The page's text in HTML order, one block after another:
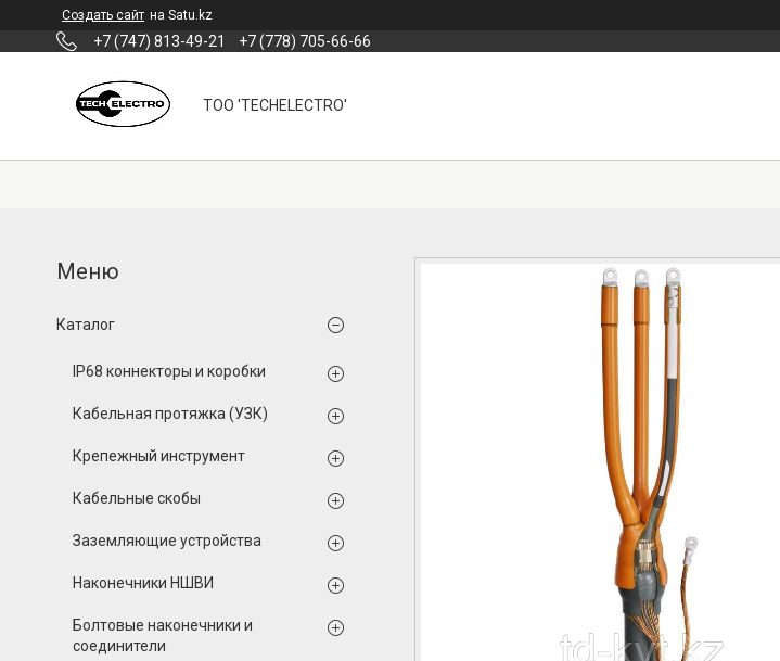
Создать сайт на Satu.kz
+7 (747) 813-49-21 +7 (778) 705-66-66
ТОО 'TECHELECTRO'
Каталог
IP68 коннекторы и коробки
Кабельная протяжка (УЗК)
Крепежный инструмент
Кабельные скобы
Заземляющие устройства
Наконечники НШВИ
Болтовые наконечники и
соединители